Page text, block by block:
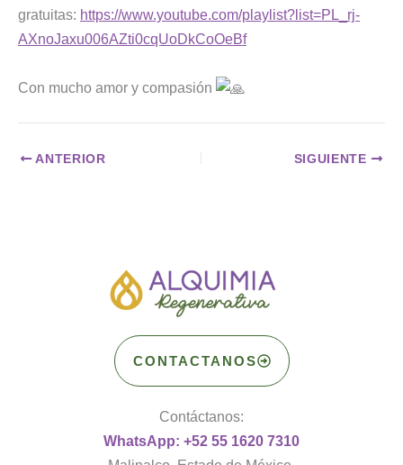
gratuitas: https://www.youtube.com/playlist?list=PL_rj-
AXnoJaxu006AZti0cqUoDkCoOeBf
Con mucho amor y compasión
ANTERIOR SIGUIENTE
CONTACTANOS
Contáctanos:
WhatsApp: +52 55 1620 7310